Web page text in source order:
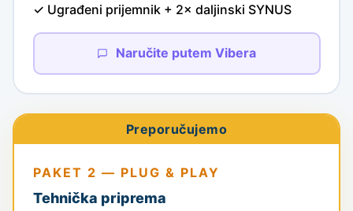
✓ Ugrađeni prijemnik + 2× daljinski SYNUS
Naručite putem Vibera
Preporučujemo
PAKET 2 — PLUG & PLAY
Tehnička priprema